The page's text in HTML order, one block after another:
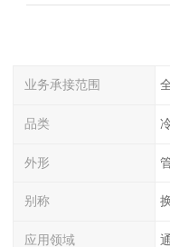
业务承接范围
品类
外形
别称
应用领域